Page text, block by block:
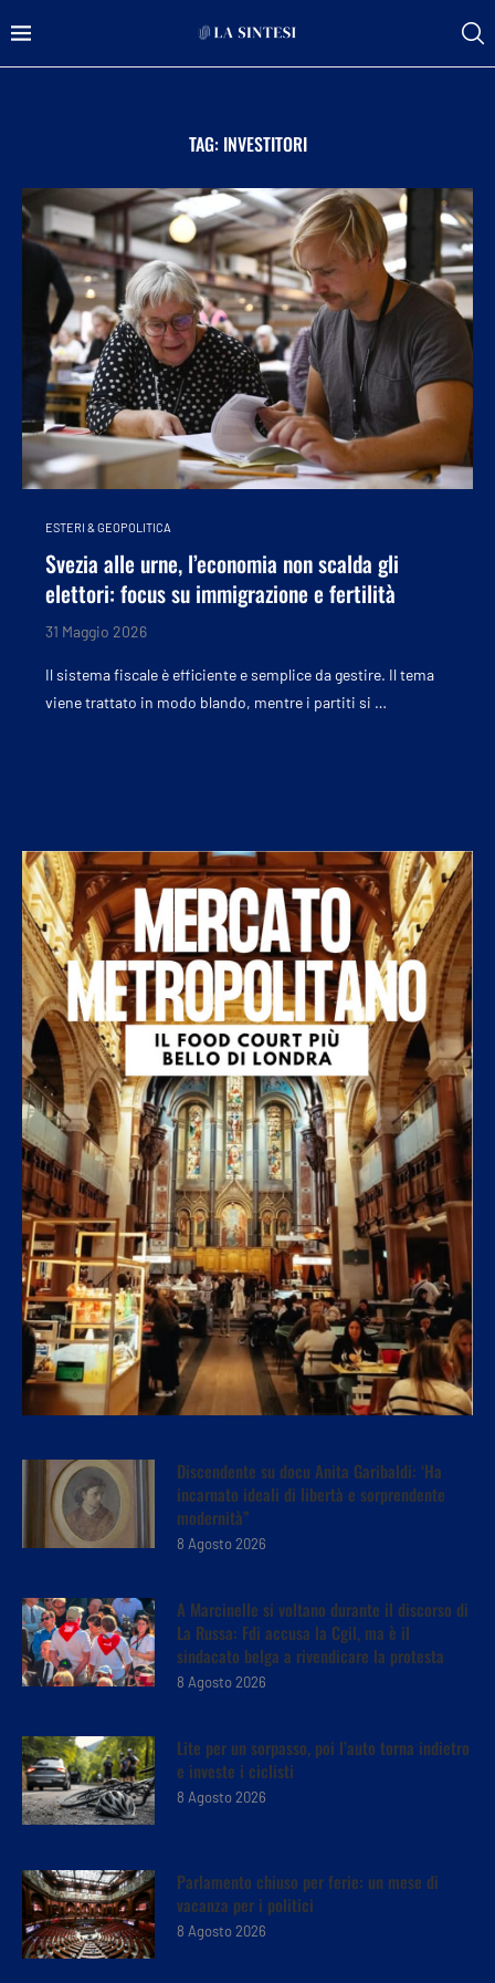
TAG: INVESTITORI
ESTERI & GEOPOLITICA
Svezia alle urne, l’economia non scalda gli
elettori: focus su immigrazione e fertilità
31 Maggio 2026
Il sistema fiscale è efficiente e semplice da gestire. Il tema
viene trattato in modo blando, mentre i partiti si …
Discendente su docu Anita Garibaldi: ‘Ha
incarnato ideali di libertà e sorprendente
modernità”
8 Agosto 2026
A Marcinelle si voltano durante il discorso di
La Russa: Fdi accusa la Cgil, ma è il
sindacato belga a rivendicare la protesta
8 Agosto 2026
Lite per un sorpasso, poi l’auto torna indietro
e investe i ciclisti
8 Agosto 2026
Parlamento chiuso per ferie: un mese di
vacanza per i politici
8 Agosto 2026